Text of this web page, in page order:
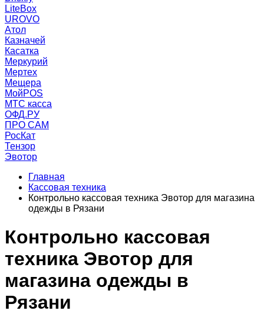
LiteBox
UROVO
Атол
Казначей
Касатка
Меркурий
Мертех
Мещера
МойPOS
МТС касса
ОФД.РУ
ПРО САМ
РосКат
Тензор
Эвотор
Главная
Кассовая техника
Контрольно кассовая техника Эвотор для магазина
одежды в Рязани
Контрольно кассовая
техника Эвотор для
магазина одежды в
Рязани